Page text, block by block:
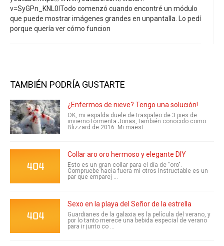
v=SyGPn_KNL0ITodo comenzó cuando encontré un módulo
que puede mostrar imágenes grandes en unpantalla. Lo pedí
porque quería ver cómo funcion
TAMBIÉN PODRÍA GUSTARTE
¿Enfermos de nieve? Tengo una solución!
OK, mi espalda duele de traspaleo de 3 pies de
invierno tormenta Jonas, también conocido como
Blizzard de 2016. Mi maest ...
Collar aro oro hermoso y elegante DIY
Esto es un gran collar para el día de "oro".
Compruebe hacia fuera mi otros Instructable es un
par que emparej ...
Sexo en la playa del Señor de la estrella
Guardianes de la galaxia es la película del verano, y
por lo tanto merece una bebida especial de verano
para ir junto co ...